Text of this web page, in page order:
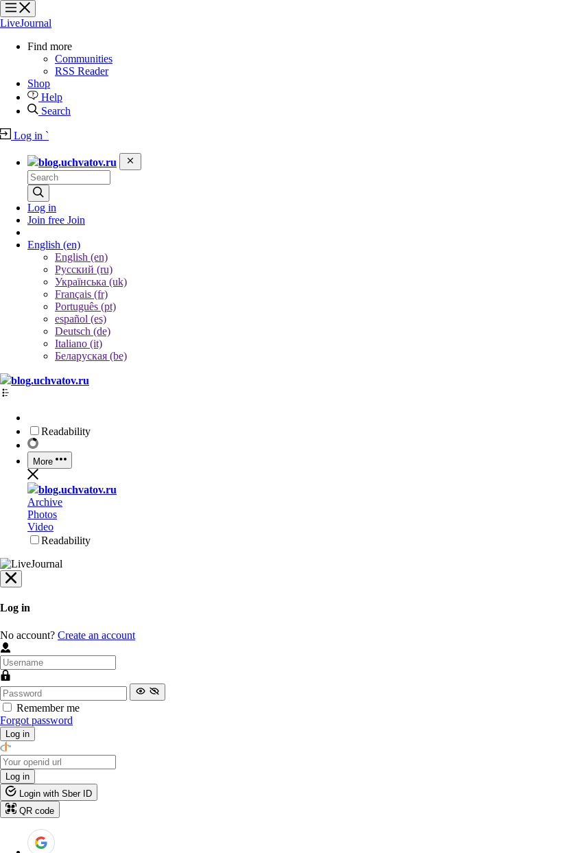
?
?
?
?
LiveJournal
Find more
Communities
RSS Reader
Shop
Help
Search
Log in `
blog.uchvatov.ru
Log in
Join free Join
English (en)
English (en)
Русский (ru)
Українська (uk)
Français (fr)
Português (pt)
español (es)
Deutsch (de)
Italiano (it)
Беларуская (be)
blog.uchvatov.ru
Readability
More
blog.uchvatov.ru
Archive
Photos
Video
Readability
Log in
No account? Create an account
Remember me
Forgot password
Log in
Log in
Login with Sber ID
QR code